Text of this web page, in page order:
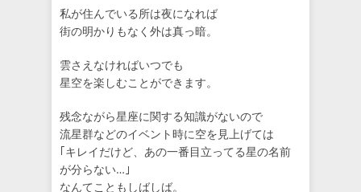
私が住んでいる所は夜になれば
街の明かりもなく外は真っ暗。
雲さえなければいつでも
星空を楽しむことができます。
残念ながら星座に関する知識がないので
流星群などのイベント時に空を見上げては
｢キレイだけど、あの一番目立ってる星の名前
が分らない…｣
なんてこともしばしば。